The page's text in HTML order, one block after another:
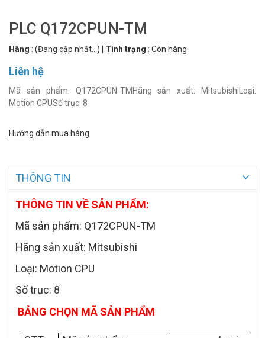
PLC Q172CPUN-TM
Hãng : (Đang cập nhật...) Tình trạng : Còn hàng
Liên hệ
Mã sản phẩm: Q172CPUN-TMHãng sản xuất: MitsubishiLoại:
Motion CPUSố trục: 8
Hướng dẫn mua hàng
THÔNG TIN
THÔNG TIN VỀ SẢN PHẨM:
Mã sản phẩm: Q172CPUN-TM
Hãng sản xuất: Mitsubishi
Loại: Motion CPU
Số trục: 8
BẢNG CHỌN MÃ SẢN PHẨM